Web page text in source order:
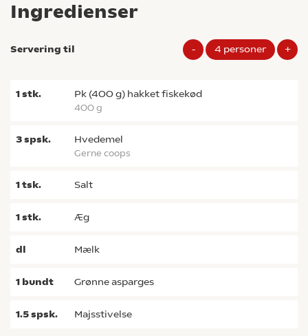
Ingredienser
Servering til - 4 personer +
1stk. pk (400 g) hakket fiskekød
400 g
3spsk. hvedemel
gerne coops
1tsk. salt
1stk. æg
dl mælk
1 bundt grønne asparges
1.5spsk. majsstivelse